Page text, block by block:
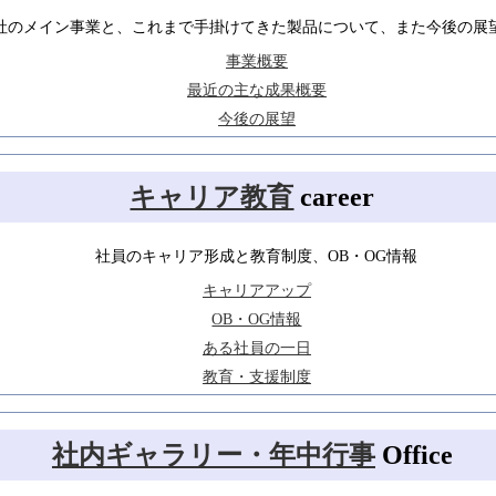
今年も一年ありがとうございました。
下記日程を休業させていただきます。
ご迷惑をお掛けいたしますが、
何卒ご了承いただきますようお願い申し上げます。
2025年12月27日(土)～2026年1月4日(日)
1月5日(月)より、通常営業を開始いたします。
2025/11/19
・[26卒]NTS内定者通信バックナンバーを更新しました
2025/9/25
・[27卒ほか]27卒の募集を開始しました
・[27卒ほか]夏季(5日間)インターシップ実施報告を掲載しました
・[26卒]NTS内定者通信バックナンバーを更新しました
（※内定者向けコンテンツ）
2025/8/7
・夏季(5日間)インターシップ参加受付を終了しました
のメイン事業と、これまで手掛けてきた製品について、また今後の展
事業概要
最近の主な成果概要
今後の展望
キャリア教育 career
社員のキャリア形成と教育制度、OB・OG情報
キャリアアップ
OB・OG情報
ある社員の一日
教育・支援制度
社内ギャラリー・年中行事 Office